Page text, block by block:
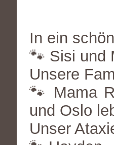
In ein
🐾 Sisi und
Unsere
🐾 Mama
und Oslo
Unser